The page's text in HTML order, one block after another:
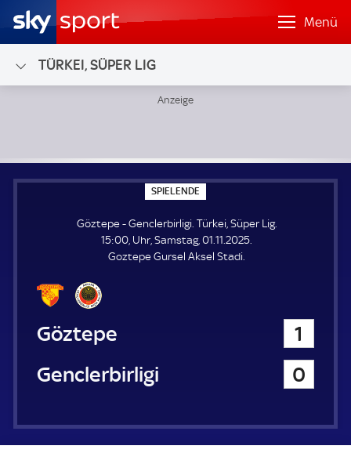
Menü
TÜRKEI, SÜPER LIG
SPIELENDE
P
E
L
E
N
Göztepe - Genclerbirligi. Türkei, Süper Lig.
15:00, Uhr, Samstag, 01.11.2025.
Goztepe Gursel Aksel Stadi.
Göztepe
1
Genclerbirligi
0